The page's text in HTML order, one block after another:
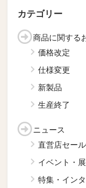
カテゴリー
商品に関する
価格改定
仕様変更
新製品
生産終了
ニュース
直営店セー
イベント・
特集・イン